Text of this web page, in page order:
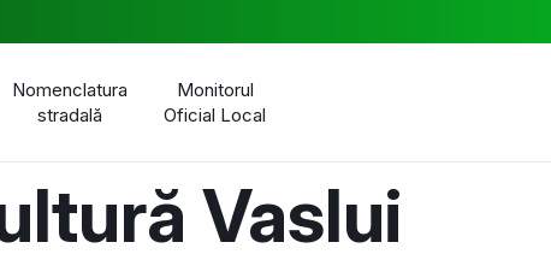
Nomenclatura
stradală
Monitorul
Oficial Local
Vaslui